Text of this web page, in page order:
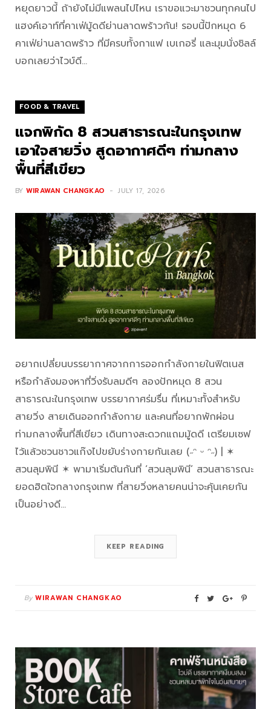
หยุดยาวนี้ ถ้ายังไม่มีแพลนไปไหน เราขอแวะมาชวนทุกคนไป
แฮงค์เอาท์ที่คาเฟ่มู้ดดีย่านลาดพร้าวกัน! รอบนี้ปักหมุด 6
คาเฟ่ย่านลาดพร้าว ที่มีครบทั้งกาแฟ เบเกอรี่ และมุมนั่งชิลล์
บอกเลยว่าไวบ์ดี…
FOOD & TRAVEL
แจกพิกัด 8 สวนสาธารณะในกรุงเทพ
เอาใจสายวิ่ง สูดอากาศดีๆ ท่ามกลาง
พื้นที่สีเขียว
BY WIRAWAN CHANGKAO JULY 17, 2026
อยากเปลี่ยนบรรยากาศจากการออกกำลังกายในฟิตเนส
หรือกำลังมองหาที่วิ่งรับลมดีๆ ลองปักหมุด 8 สวน
สาธารณะในกรุงเทพ บรรยากาศร่มรื่น ที่เหมาะทั้งสำหรับ
สายวิ่ง สายเดินออกกำลังกาย และคนที่อยากพักผ่อน
ท่ามกลางพื้นที่สีเขียว เดินทางสะดวกแถมมู้ดดี เตรียมเซฟ
ไว้แล้วชวนชาวแก๊งไปขยับร่างกายกันเลย (˶ᵔ ᵕ ᵔ˶) | ✶
สวนลุมพินี ✶ พามาเริ่มต้นกันที่ ‘สวนลุมพินี’ สวนสาธารณะ
ยอดฮิตใจกลางกรุงเทพ ที่สายวิ่งหลายคนน่าจะคุ้นเคยกัน
เป็นอย่างดี…
KEEP READING
By WIRAWAN CHANGKAO